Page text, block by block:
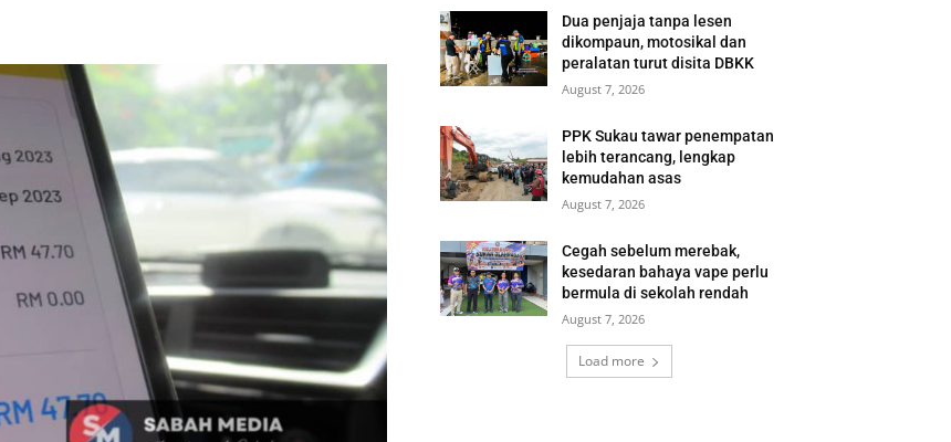
Dua penjaja tanpa lesen
dikompaun, motosikal dan
peralatan turut disita DBKK
August 7, 2026
PPK Sukau tawar penempatan
lebih terancang, lengkap
kemudahan asas
August 7, 2026
Cegah sebelum merebak,
kesedaran bahaya vape perlu
bermula di sekolah rendah
August 7, 2026
Load more